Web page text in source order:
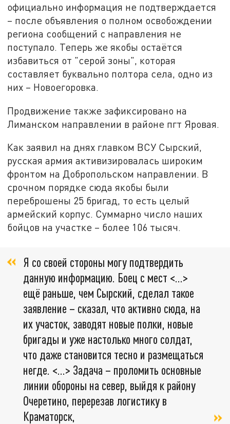
официально информация не подтверждается
– после объявления о полном освобождении
региона сообщений с направления не
поступало. Теперь же якобы остаётся
избавиться от "серой зоны", которая
составляет буквально полтора села, одно из
них – Новоегоровка.
Продвижение также зафиксировано на
Лиманском направлении в районе пгт Яровая.
Как заявил на днях главком ВСУ Сырский,
русская армия активизировалась широким
фронтом на Добропольском направлении. В
срочном порядке сюда якобы были
переброшены 25 бригад, то есть целый
армейский корпус. Суммарно число наших
бойцов на участке – более 106 тысяч.
Я со своей стороны могу подтвердить
данную информацию. Боец с мест <…>
ещё раньше, чем Сырский, сделал такое
заявление – сказал, что активно сюда, на
их участок, заводят новые полки, новые
бригады и уже настолько много солдат,
что даже становится тесно и размещаться
негде. <…> Задача – проломить основные
линии обороны на север, выйдя к району
Очеретино, перерезав логистику в
Краматорск,